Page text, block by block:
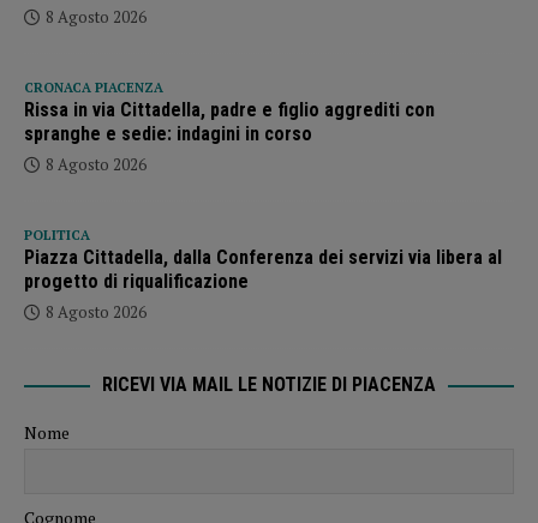
8 Agosto 2026
CRONACA PIACENZA
Rissa in via Cittadella, padre e figlio aggrediti con
spranghe e sedie: indagini in corso
8 Agosto 2026
POLITICA
Piazza Cittadella, dalla Conferenza dei servizi via libera al
progetto di riqualificazione
8 Agosto 2026
RICEVI VIA MAIL LE NOTIZIE DI PIACENZA
Nome
Cognome